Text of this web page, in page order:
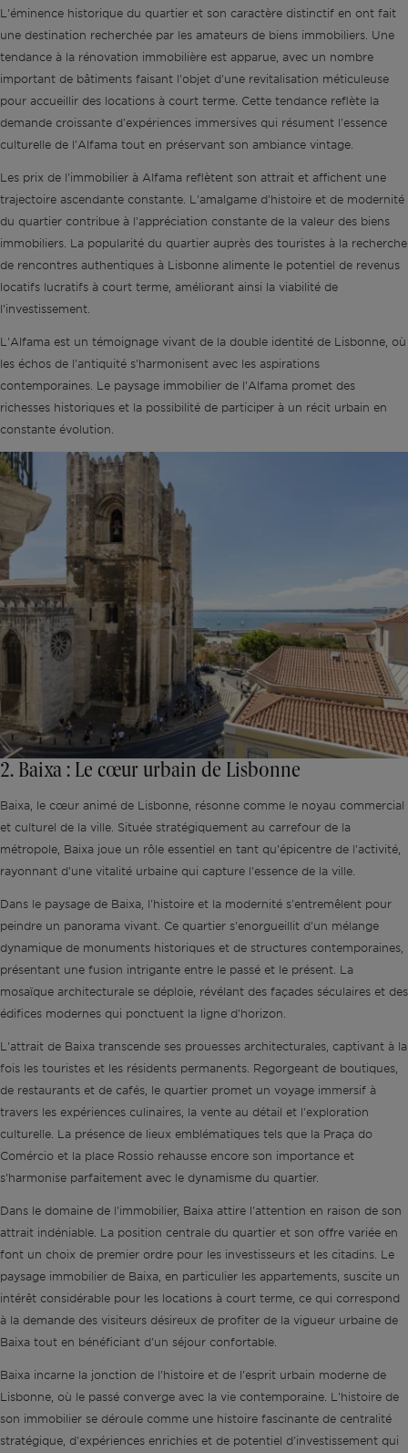
L'éminence historique du quartier et son caractère distinctif en ont fait
une destination recherchée par les amateurs de biens immobiliers. Une
tendance à la rénovation immobilière est apparue, avec un nombre
important de bâtiments faisant l'objet d'une revitalisation méticuleuse
pour accueillir des locations à court terme. Cette tendance reflète la
demande croissante d'expériences immersives qui résument l'essence
culturelle de l'Alfama tout en préservant son ambiance vintage.
Les prix de l'immobilier à Alfama reflètent son attrait et affichent une
trajectoire ascendante constante. L'amalgame d'histoire et de modernité
du quartier contribue à l'appréciation constante de la valeur des biens
immobiliers. La popularité du quartier auprès des touristes à la recherche
de rencontres authentiques à Lisbonne alimente le potentiel de revenus
locatifs lucratifs à court terme, améliorant ainsi la viabilité de
l'investissement.
L'Alfama est un témoignage vivant de la double identité de Lisbonne, où
les échos de l'antiquité s'harmonisent avec les aspirations
contemporaines. Le paysage immobilier de l'Alfama promet des
richesses historiques et la possibilité de participer à un récit urbain en
constante évolution.
2. Baixa : Le cœur urbain de Lisbonne
Baixa, le cœur animé de Lisbonne, résonne comme le noyau commercial
et culturel de la ville. Située stratégiquement au carrefour de la
métropole, Baixa joue un rôle essentiel en tant qu'épicentre de l'activité,
rayonnant d'une vitalité urbaine qui capture l'essence de la ville.
Dans le paysage de Baixa, l'histoire et la modernité s'entremêlent pour
peindre un panorama vivant. Ce quartier s'enorgueillit d'un mélange
dynamique de monuments historiques et de structures contemporaines,
présentant une fusion intrigante entre le passé et le présent. La
mosaïque architecturale se déploie, révélant des façades séculaires et des
édifices modernes qui ponctuent la ligne d'horizon.
L'attrait de Baixa transcende ses prouesses architecturales, captivant à la
fois les touristes et les résidents permanents. Regorgeant de boutiques,
de restaurants et de cafés, le quartier promet un voyage immersif à
travers les expériences culinaires, la vente au détail et l'exploration
culturelle. La présence de lieux emblématiques tels que la Praça do
Comércio et la place Rossio rehausse encore son importance et
s'harmonise parfaitement avec le dynamisme du quartier.
Dans le domaine de l'immobilier, Baixa attire l'attention en raison de son
attrait indéniable. La position centrale du quartier et son offre variée en
font un choix de premier ordre pour les investisseurs et les citadins. Le
paysage immobilier de Baixa, en particulier les appartements, suscite un
intérêt considérable pour les locations à court terme, ce qui correspond
à la demande des visiteurs désireux de profiter de la vigueur urbaine de
Baixa tout en bénéficiant d'un séjour confortable.
Baixa incarne la jonction de l'histoire et de l'esprit urbain moderne de
Lisbonne, où le passé converge avec la vie contemporaine. L'histoire de
son immobilier se déroule comme une histoire fascinante de centralité
stratégique, d'expériences enrichies et de potentiel d'investissement qui